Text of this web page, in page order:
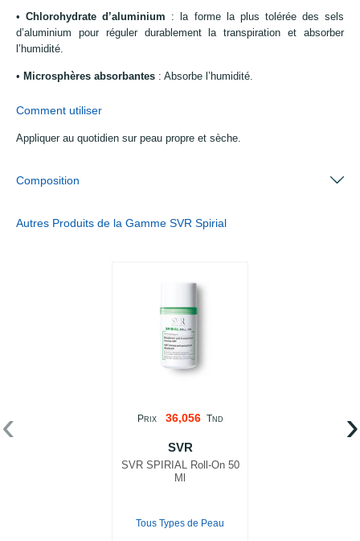
•Chlorohydrate d’aluminium : la forme la plus tolérée des sels
d’aluminium pour réguler durablement la transpiration et absorber
l’humidité.
• Microsphères absorbantes : Absorbe l’humidité.
Comment utiliser
Appliquer au quotidien sur peau propre et sèche.
Composition
Autres Produits de la Gamme SVR Spirial
PRIX 36,056 TND
SVR
SVR SPIRIAL Roll-On 50
Ml
Tous Types de Peau
‹ ›